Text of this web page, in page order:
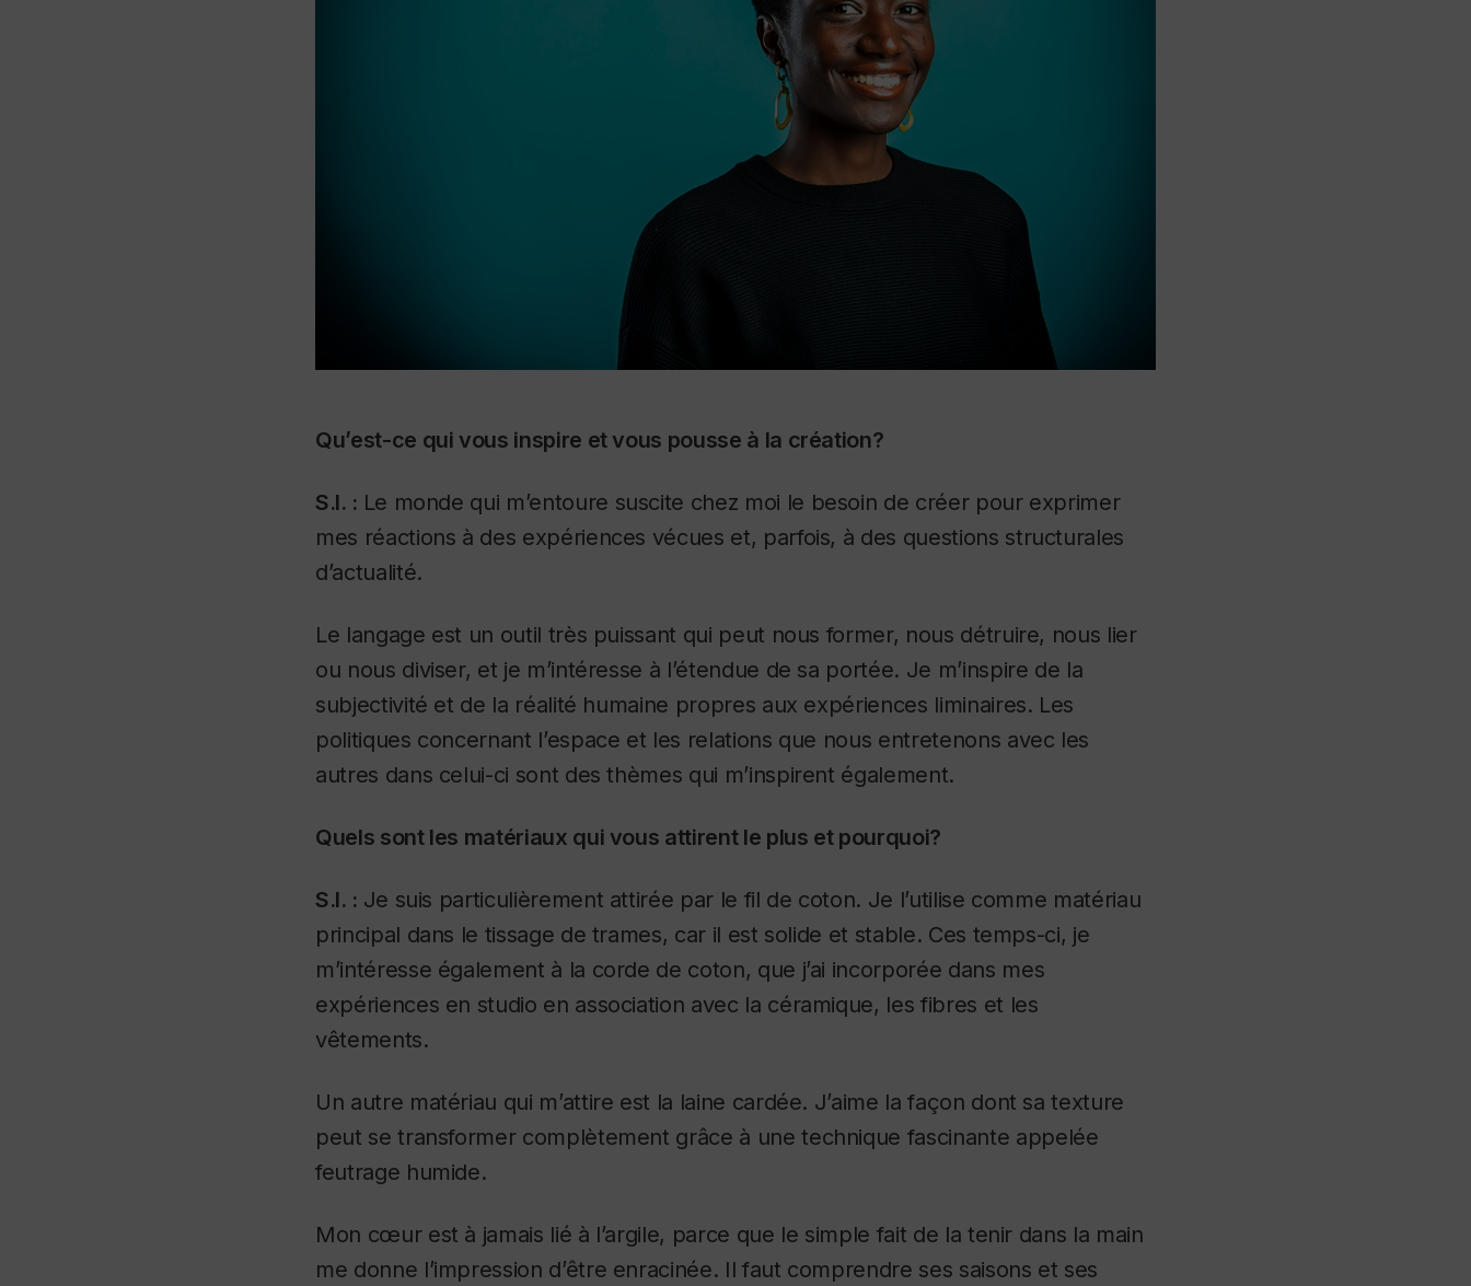
Qu’est-ce qui vous inspire et vous pousse à la création?
S.I. : Le monde qui m’entoure suscite chez moi le besoin de créer pour exprimer
mes réactions à des expériences vécues et, parfois, à des questions structurales
d’actualité.
Le langage est un outil très puissant qui peut nous former, nous détruire, nous lier
ou nous diviser, et je m’intéresse à l’étendue de sa portée. Je m’inspire de la
subjectivité et de la réalité humaine propres aux expériences liminaires. Les
politiques concernant l’espace et les relations que nous entretenons avec les
autres dans celui-ci sont des thèmes qui m’inspirent également.
Quels sont les matériaux qui vous attirent le plus et pourquoi?
S.I. : Je suis particulièrement attirée par le fil de coton. Je l’utilise comme matériau
principal dans le tissage de trames, car il est solide et stable. Ces temps-ci, je
m’intéresse également à la corde de coton, que j’ai incorporée dans mes
expériences en studio en association avec la céramique, les fibres et les
vêtements.
Un autre matériau qui m’attire est la laine cardée. J’aime la façon dont sa texture
peut se transformer complètement grâce à une technique fascinante appelée
feutrage humide.
Mon cœur est à jamais lié à l’argile, parce que le simple fait de la tenir dans la main
me donne l’impression d’être enracinée. Il faut comprendre ses saisons et ses